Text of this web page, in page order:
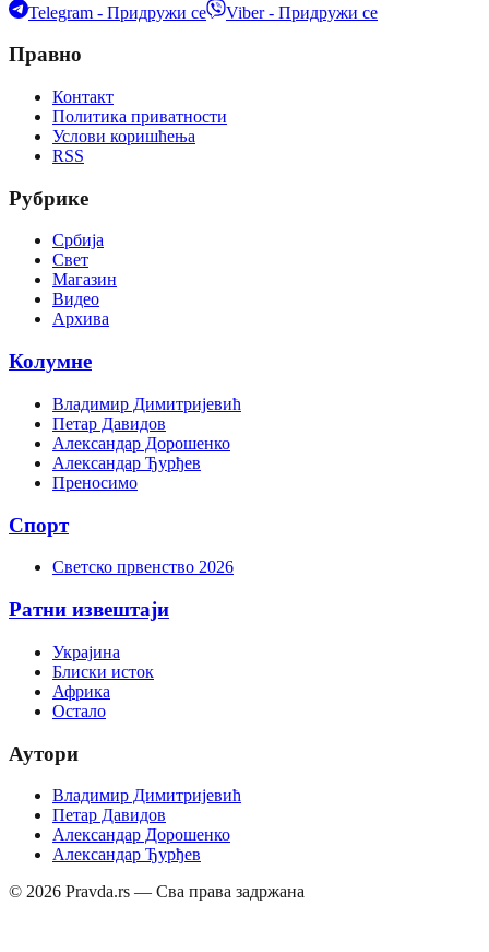
Telegram - Придружи се Viber - Придружи се
Правно
Контакт
Политика приватности
Услови коришћења
RSS
Рубрике
Србија
Свет
Магазин
Видео
Архива
Колумне
Владимир Димитријевић
Петар Давидов
Александар Дорошенко
Александар Ђурђев
Преносимо
Спорт
Светско првенство 2026
Ратни извештаји
Украјина
Блиски исток
Африка
Остало
Аутори
Владимир Димитријевић
Петар Давидов
Александар Дорошенко
Александар Ђурђев
© 2026 Pravda.rs — Сва права задржана